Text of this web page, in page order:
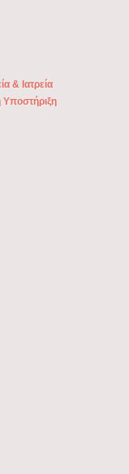
& Ιατρεία
Υποστήριξη